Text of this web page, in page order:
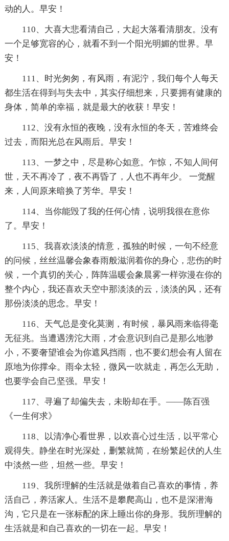
动的人。早安！
110、大喜大悲看清自己，大起大落看清朋友。没有
一个足够宽容的心，就看不到一个阳光明媚的世界。早
安！
111、时光匆匆，有风雨，有泥泞，我们每个人每天
都生活在得到与失去中，其实仔细想来，只要拥有健康的
身体，简单的幸福，就是最大的收获！早安！
112、没有永恒的夜晚，没有永恒的冬天，苦难终会
过去，而阳光总在风雨后。早安！
113、一梦之中，尽是称心如意。乍惊，不知人间何
世，天不再冷了，夜不再昏了，人也不再年少。 一觉醒
来，人间原来暗换了芳华。早安！
114、当你能毁了我的任何心情，说明我很在意你
了。早安！
115、我喜欢淡淡的情意，孤独的时候，一句不经意
的问候，丝丝温馨会象春雨般滋润着你的身心，悲伤的时
候，一个真切的关心，阵阵温暖会象晨雾一样弥漫在你的
整个内心，我还喜欢天空中那淡淡的云，淡淡的风，还有
那份淡淡的思念。早安！
116、天气总是变化莫测，有时候，暴风雨来临得毫
无征兆。当遭遇滂沱大雨，才会意识到自己是那么地渺
小，不要奢望谁会为你遮风挡雨，也不要幻想会有人留在
原地为你撑伞。雨伞太轻，微风一吹就走，再怎么无助，
也要学会自己坚强。早安！
117、寻遍了却偏失去，未盼却在手。——陈百强
《一生何求》
118、以清净心看世界，以欢喜心过生活，以平常心
观得失。静坐在时光深处，删繁就简，在纷繁起伏的人生
中淡然一些，坦然一些。早安！
119、我所理解的生活就是做着自己喜欢的事情，养
活自己，养活家人。生活不是攀爬高山，也不是深潜海
沟，它只是在一张标配的床上睡出你的身形。我所理解的
生活就是和自己喜欢的一切在一起。早安！